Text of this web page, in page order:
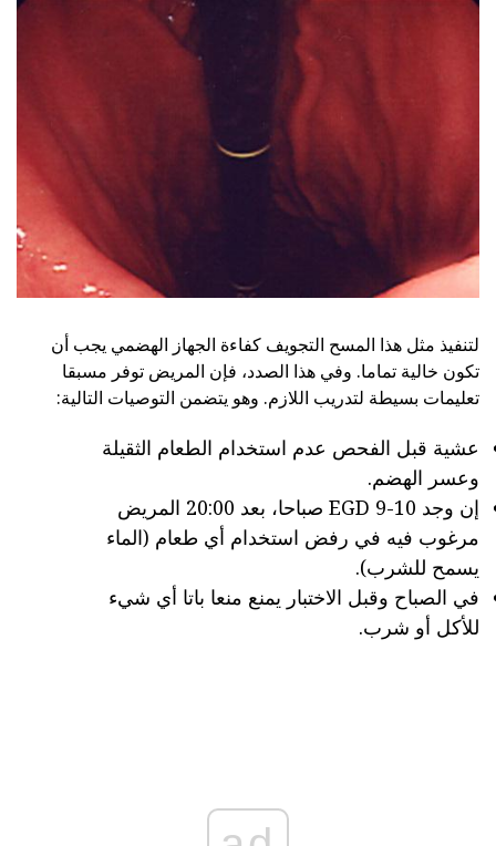
لتنفيذ مثل هذا المسح التجويف كفاءة الجهاز الهضمي يجب أن
تكون خالية تماما. وفي هذا الصدد، فإن المريض توفر مسبقا
تعليمات بسيطة لتدريب اللازم. وهو يتضمن التوصيات التالية:
عشية قبل الفحص عدم استخدام الطعام الثقيلة
وعسر الهضم.
إن وجد EGD 9-10 صباحا، بعد 20:00 المريض
مرغوب فيه في رفض استخدام أي طعام (الماء
يسمح للشرب).
في الصباح وقبل الاختبار يمنع منعا باتا أي شيء
للأكل أو شرب.